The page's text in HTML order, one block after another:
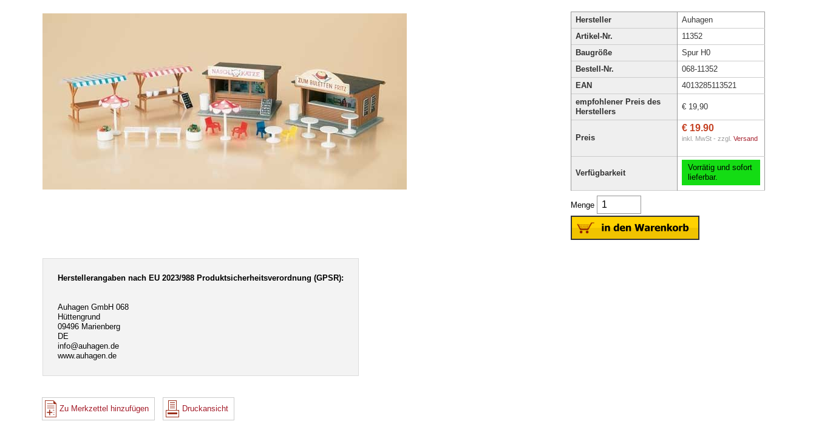
Hersteller
Auhagen
Artikel-Nr.
11352
Baugröße
Spur H0
Bestell-Nr.
068-11352
EAN
4013285113521
empfohlener Preis des
Herstellers
€ 19,90
Preis
€ 19.90
inkl. MwSt - zzgl. Versand
Verfügbarkeit
Vorrätig und sofort
lieferbar.
Menge
Herstellerangaben nach EU 2023/988 Produktsicherheitsverordnung (GPSR):
Auhagen GmbH 068
Hüttengrund
09496 Marienberg
DE
info@auhagen.de
www.auhagen.de
Zu Merkzettel hinzufügen Druckansicht